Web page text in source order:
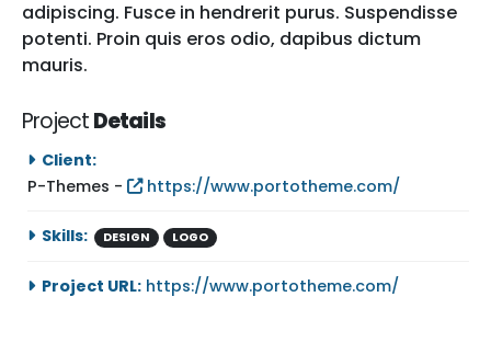
adipiscing. Fusce in hendrerit purus. Suspendisse
potenti. Proin quis eros odio, dapibus dictum
mauris.
ProjectDetails
Client:
P-Themes -
https://www.portotheme.com/
Skills: DESIGN LOGO
Project URL: https://www.portotheme.com/